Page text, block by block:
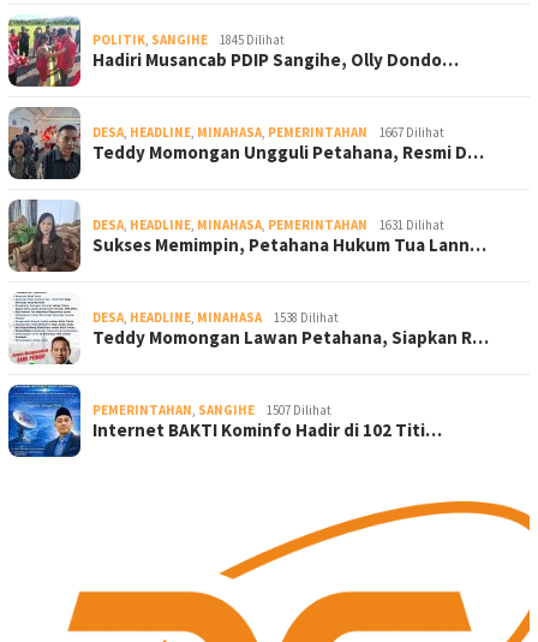
POLITIK SANGIHE 1845 Dilihat
Hadiri Musancab PDIP Sangihe, Olly Dondo…
DESA HEADLINE MINAHASA PEMERINTAHAN 1667 Dilihat
Teddy Momongan Ungguli Petahana, Resmi D…
DESA HEADLINE MINAHASA PEMERINTAHAN 1631 Dilihat
Sukses Memimpin, Petahana Hukum Tua Lann…
DESA HEADLINE MINAHASA 1538 Dilihat
Teddy Momongan Lawan Petahana, Siapkan R…
PEMERINTAHAN SANGIHE 1507 Dilihat
Internet BAKTI Kominfo Hadir di 102 Titi…